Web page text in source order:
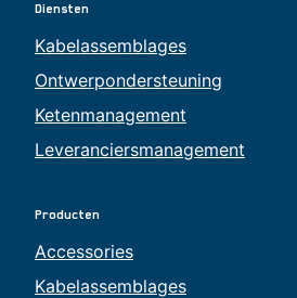
Diensten
Kabelassemblages
Ontwerpondersteuning
Ketenmanagement
Leveranciersmanagement
Producten
Accessories
Kabelassemblages